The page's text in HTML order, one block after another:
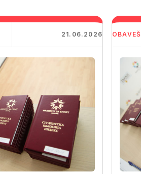
21.06.2026